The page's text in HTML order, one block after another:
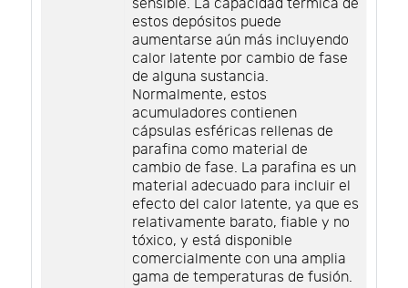
sensible. La capacidad térmica de
estos depósitos puede
aumentarse aún más incluyendo
calor latente por cambio de fase
de alguna sustancia.
Normalmente, estos
acumuladores contienen
cápsulas esféricas rellenas de
parafina como material de
cambio de fase. La parafina es un
material adecuado para incluir el
efecto del calor latente, ya que es
relativamente barato, fiable y no
tóxico, y está disponible
comercialmente con una amplia
gama de temperaturas de fusión.